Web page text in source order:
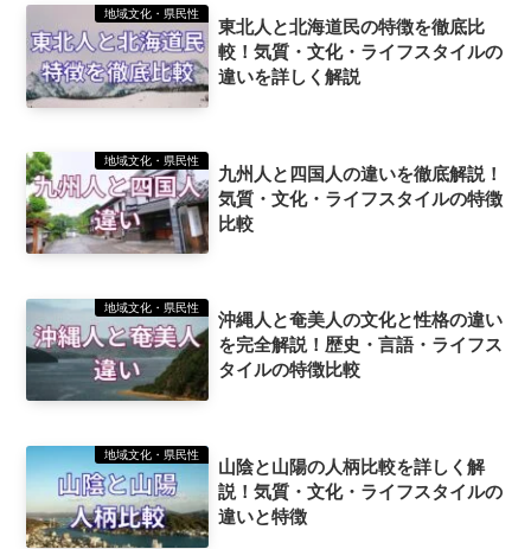
地域文化・県民性
東北人と北海道民の特徴を徹底比
較！気質・文化・ライフスタイルの
違いを詳しく解説
地域文化・県民性
九州人と四国人の違いを徹底解説！
気質・文化・ライフスタイルの特徴
比較
地域文化・県民性
沖縄人と奄美人の文化と性格の違い
を完全解説！歴史・言語・ライフス
タイルの特徴比較
地域文化・県民性
山陰と山陽の人柄比較を詳しく解
説！気質・文化・ライフスタイルの
違いと特徴